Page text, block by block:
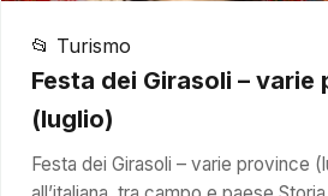
📂 Turismo
Festa dei Girasoli – varie
(luglio)
Festa dei Girasoli – varie province